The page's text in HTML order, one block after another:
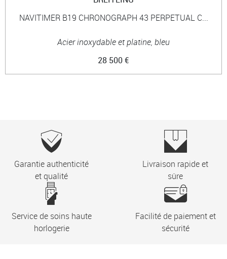
NAVITIMER B19 CHRONOGRAPH 43 PERPETUAL C...
Acier inoxydable et platine, bleu
28 500 €
Garantie authenticité
et qualité
Livraison rapide et
sûre
Service de soins haute
horlogerie
Facilité de paiement et
sécurité